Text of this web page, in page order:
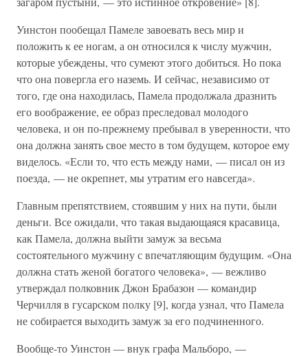
Уинстон пообещал Памеле завоевать весь мир и
положить к ее ногам, а он относился к числу мужчин,
которые убеждены, что сумеют этого добиться. Но пока
что она повергла его наземь. И сейчас, независимо от
того, где она находилась, Памела продолжала дразнить
его воображение, ее образ преследовал молодого
человека, и он по-прежнему пребывал в уверенности, что
она должна занять свое место в том будущем, которое ему
виделось. «Если то, что есть между нами, — писал он из
поезда, — не окрепнет, мы утратим его навсегда».
Главным препятствием, стоявшим у них на пути, были
деньги. Все ожидали, что такая выдающаяся красавица,
как Памела, должна выйти замуж за весьма
состоятельного мужчину с впечатляющим будущим. «Она
должна стать женой богатого человека», — вежливо
утверждал полковник Джон Брабазон — командир
Черчилля в гусарском полку [9], когда узнал, что Памела
не собирается выходить замуж за его подчиненного.
Вообще-то Уинстон — внук графа Мальборо, —